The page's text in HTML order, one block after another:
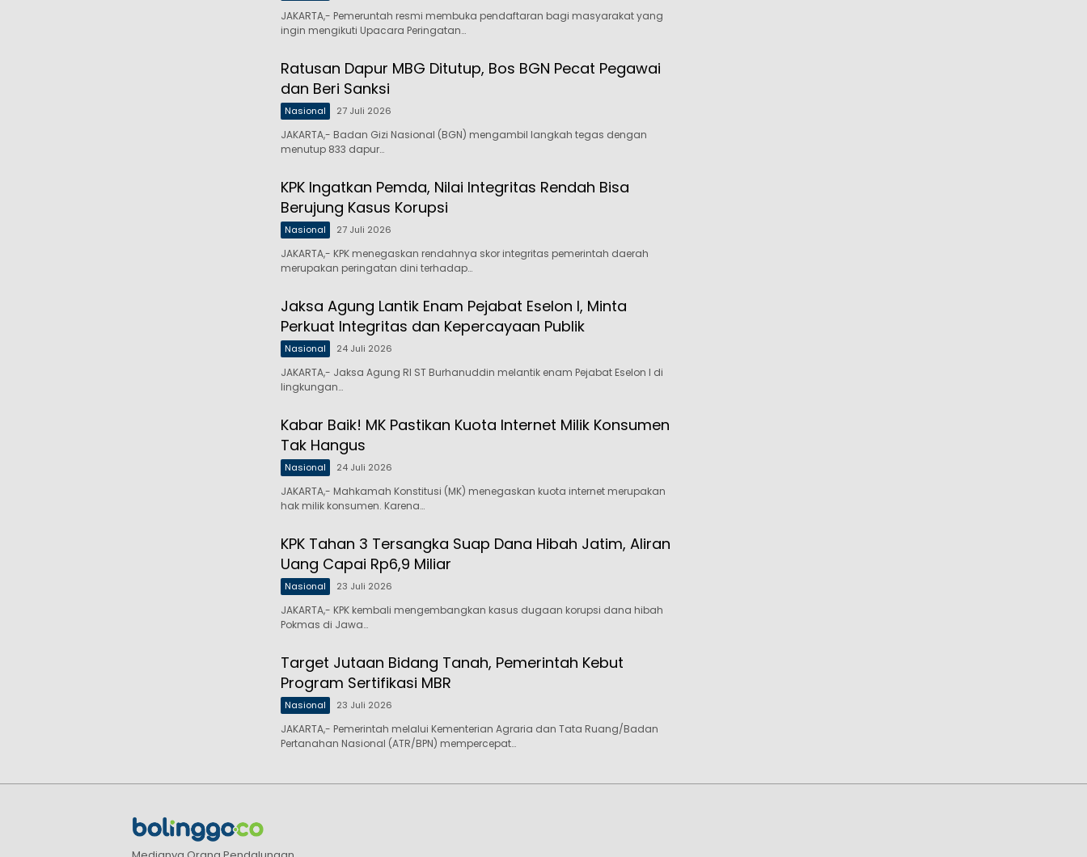
JAKARTA,- Pemeruntah resmi membuka pendaftaran bagi masyarakat yang
ingin mengikuti Upacara Peringatan…
Ratusan Dapur MBG Ditutup, Bos BGN Pecat Pegawai
dan Beri Sanksi
Nasional 27 Juli 2026
JAKARTA,- Badan Gizi Nasional (BGN) mengambil langkah tegas dengan
menutup 833 dapur…
KPK Ingatkan Pemda, Nilai Integritas Rendah Bisa
Berujung Kasus Korupsi
Nasional 27 Juli 2026
JAKARTA,- KPK menegaskan rendahnya skor integritas pemerintah daerah
merupakan peringatan dini terhadap…
Jaksa Agung Lantik Enam Pejabat Eselon I, Minta
Perkuat Integritas dan Kepercayaan Publik
Nasional 24 Juli 2026
JAKARTA,- Jaksa Agung RI ST Burhanuddin melantik enam Pejabat Eselon I di
lingkungan…
Kabar Baik! MK Pastikan Kuota Internet Milik Konsumen
Tak Hangus
Nasional 24 Juli 2026
JAKARTA,- Mahkamah Konstitusi (MK) menegaskan kuota internet merupakan
hak milik konsumen. Karena…
KPK Tahan 3 Tersangka Suap Dana Hibah Jatim, Aliran
Uang Capai Rp6,9 Miliar
Nasional 23 Juli 2026
JAKARTA,- KPK kembali mengembangkan kasus dugaan korupsi dana hibah
Pokmas di Jawa…
Target Jutaan Bidang Tanah, Pemerintah Kebut
Program Sertifikasi MBR
Nasional 23 Juli 2026
JAKARTA,- Pemerintah melalui Kementerian Agraria dan Tata Ruang/Badan
Pertanahan Nasional (ATR/BPN) mempercepat…